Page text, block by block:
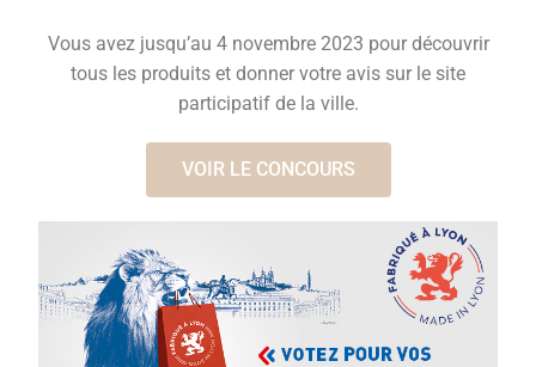
Vous avez jusqu’au 4 novembre 2023 pour découvrir
tous les produits et donner votre avis sur le site
participatif de la ville.
VOIR LE CONCOURS